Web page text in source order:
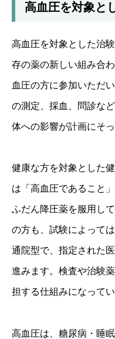
高血圧を対象と
高血圧を対象とした治
存の薬の新しい組み合
血圧の方に参加いただ
の測定、採血、問診な
体への影響が計画にそ
健康な方を対象とした
は「高血圧であること
ふだん降圧薬を服用し
の方も、試験によって
通院型で、指定された
進みます。検査や治験
担する仕組みになってい
高血圧は、糖尿病・睡